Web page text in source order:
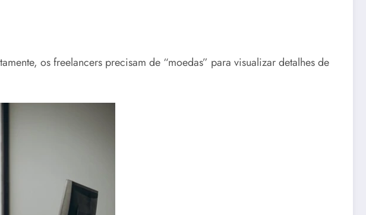
os freelancers precisam de “moedas” para visualizar detalhes de